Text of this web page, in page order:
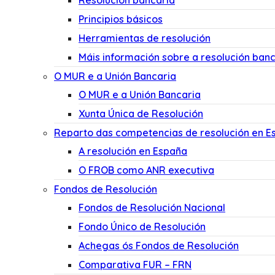
Principios básicos
Herramientas de resolución
Máis información sobre a resolución
O MUR e a Unión Bancaria
O MUR e a Unión Bancaria
Xunta Única de Resolución
Reparto das competencias de resolución en
A resolución en España
O FROB como ANR executiva
Fondos de Resolución
Fondos de Resolución Nacional
Fondo Único de Resolución
Achegas ós Fondos de Resolución
Comparativa FUR – FRN